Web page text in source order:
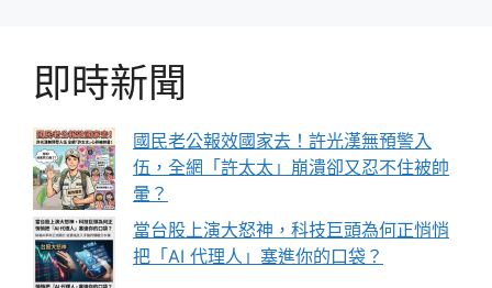
即時新聞
國民老公報效國家去！許光漢無預警入
伍，全網「許太太」崩潰卻又忍不住被帥
暈？
當台股上演大怒神，科技巨頭為何正悄悄
把「AI 代理人」塞進你的口袋？